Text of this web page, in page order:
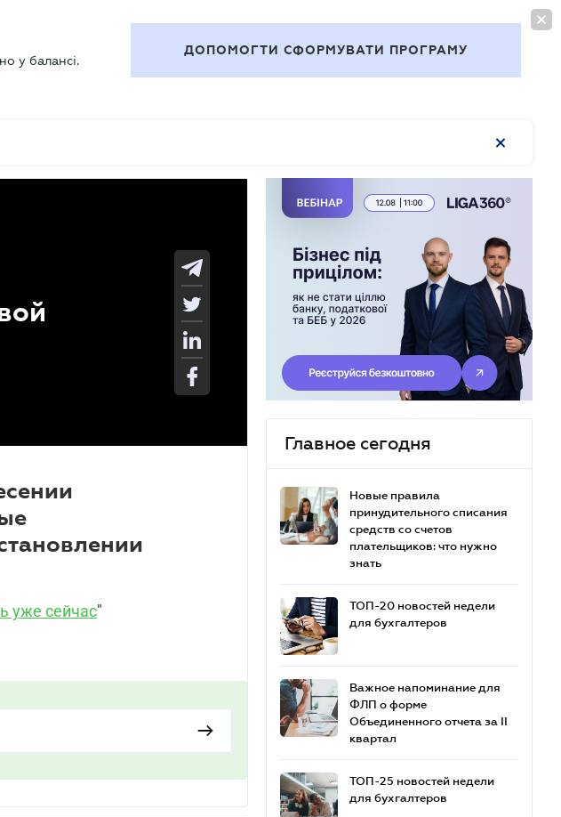
у балансі.
ДОПОМОГТИ СФОРМУВАТИ ПРОГРАМУ
уже сейчас"
Главное сегодня
Новые правила
принудительного списания
средств со счетов
плательщиков: что нужно
знать
ТОП-20 новостей недели
для бухгалтеров
Важное напоминание для
ФЛП о форме
Объединенного отчета за II
квартал
ТОП-25 новостей недели
для бухгалтеров